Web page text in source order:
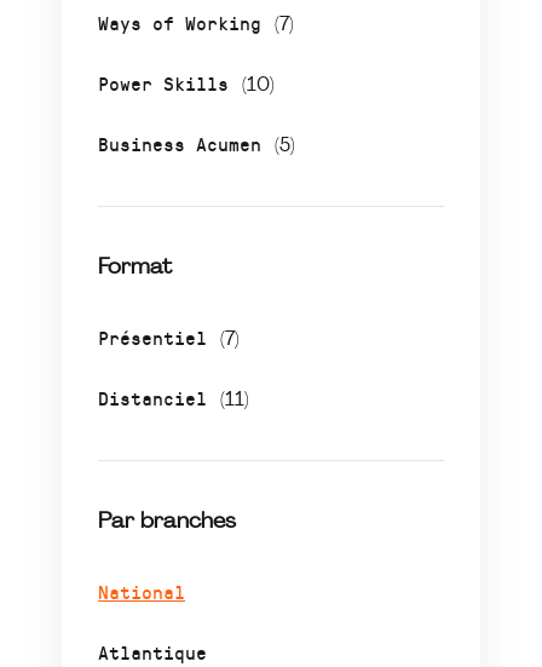
Ways of Working (7)
Power Skills (10)
Business Acumen (5)
Format
Présentiel (7)
Distanciel (11)
Par branches
National
Atlantique